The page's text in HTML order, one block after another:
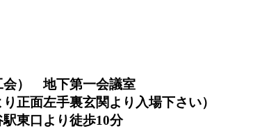
会） 地下第一会議室
正面左手裏玄関より入場下さい）
東口より徒歩10分